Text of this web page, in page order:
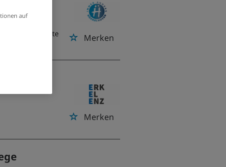
Merken
anerkannte
Merken
auf